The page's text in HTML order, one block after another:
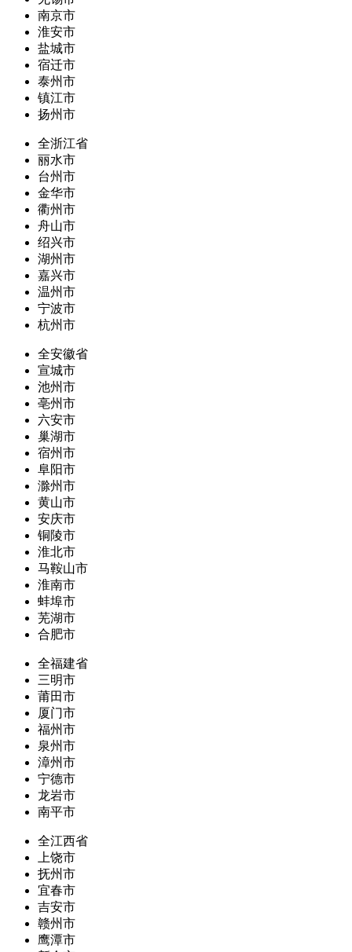
南京市
淮安市
盐城市
宿迁市
泰州市
镇江市
扬州市
全浙江省
丽水市
台州市
金华市
衢州市
舟山市
绍兴市
湖州市
嘉兴市
温州市
宁波市
杭州市
全安徽省
宣城市
池州市
亳州市
六安市
巢湖市
宿州市
阜阳市
滁州市
黄山市
安庆市
铜陵市
淮北市
马鞍山市
淮南市
蚌埠市
芜湖市
合肥市
全福建省
三明市
莆田市
厦门市
福州市
泉州市
漳州市
宁德市
龙岩市
南平市
全江西省
上饶市
抚州市
宜春市
吉安市
赣州市
鹰潭市